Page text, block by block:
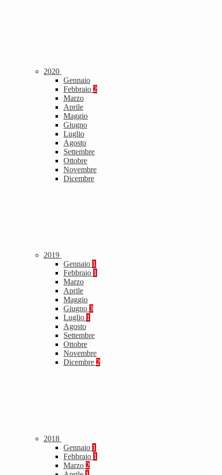
2020
Gennaio
Febbraio 2
Marzo
Aprile
Maggio
Giugno
Luglio
Agosto
Settembre
Ottobre
Novembre
Dicembre
2019
Gennaio 1
Febbraio 1
Marzo
Aprile
Maggio
Giugno 3
Luglio 1
Agosto
Settembre
Ottobre
Novembre
Dicembre 2
2018
Gennaio 1
Febbraio 1
Marzo 2